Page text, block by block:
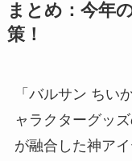
まとめ：今年
策！
「バルサン ちい
ャラクターグッ
が融合した神アイ